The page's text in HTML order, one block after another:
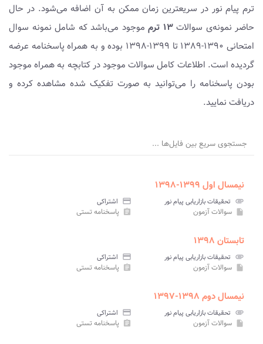
ترم پیام نور در سریعترین زمان ممکن به آن اضافه می‌شود. در حال
حاضر نمونه‌ی سوالات۱۳ ترم
موجود می‌باشد که شامل نمونه سوال
امتحانی ۱۳۹۰-۱۳۸۹ تا ۱۳۹۹-۱۳۹۸ بوده و به همراه پاسخنامه عرضه
گردیده است. اطلاعات کامل سوالات موجود در کتابچه به همراه موجود
بودن پاسخنامه را می‌توانید به صورت تفکیک شده مشاهده کرده و
دریافت نمایید.
جستجوی سریع بین فایل‌ها ...
نیمسال اول ۱۳۹۹-۱۳۹۸
attachment تحقیقات بازاریابی پیام نور credit_card اشتراکی
insert_drive_file سوالات آزمون assignment پاسخنامه تستی
تابستان ۱۳۹۸
attachment تحقیقات بازاریابی پیام نور credit_card اشتراکی
insert_drive_file سوالات آزمون assignment پاسخنامه تستی
نیمسال دوم ۱۳۹۸-۱۳۹۷
attachment تحقیقات بازاریابی پیام نور credit_card اشتراکی
insert_drive_file سوالات آزمون assignment پاسخنامه تستی